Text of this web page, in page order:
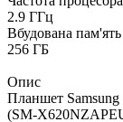
2.9 ГГц
Вбудована пам'ять
256 ГБ
Опис
Планшет
(SM-